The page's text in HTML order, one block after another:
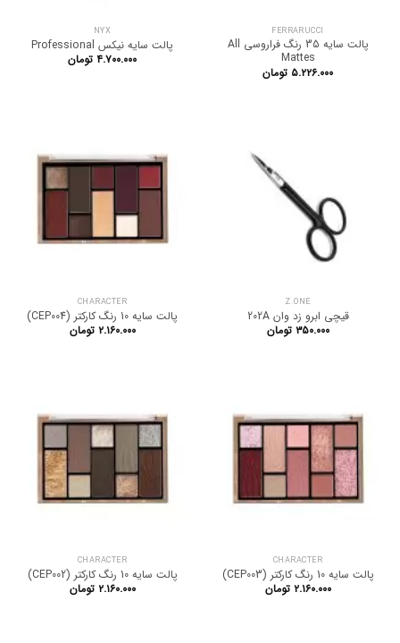
FERRARUCCI
پالت سایه 35 رنگ فراروسی All
Mattes
۵.۲۲۶.۰۰۰ تومان
NYX
پالت سایه نیکس Professional
۴.۷۰۰.۰۰۰ تومان
Z.ONE
قیچی ابرو زد وان 202A
۳۵۰.۰۰۰ تومان
CHARACTER
پالت سایه 10 رنگ کارکتر (CEP004)
۲.۱۶۰.۰۰۰ تومان
CHARACTER
پالت سایه 10 رنگ کارکتر (CEP003)
۲.۱۶۰.۰۰۰ تومان
CHARACTER
پالت سایه 10 رنگ کارکتر (CEP002)
۲.۱۶۰.۰۰۰ تومان